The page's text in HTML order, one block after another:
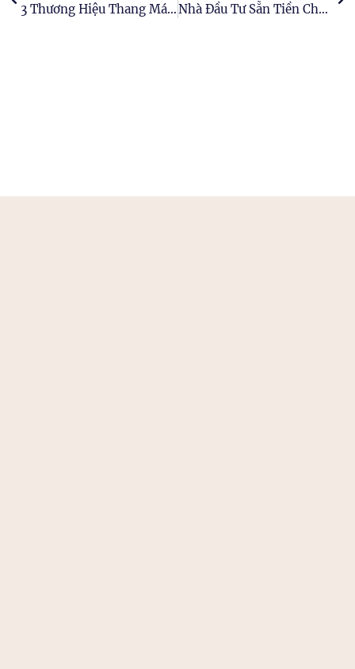
3 Thương Hiệu Thang Máy Phổ Biến Tại Việt Nam
Nhà Đầu Tư Sẵn Tiền Chực Chờ Thị Trường Bất Động Sản Tạo Đáy